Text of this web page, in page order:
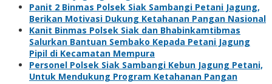
Panit 2 Binmas Polsek Siak Sambangi Petani Jagung,
Berikan Motivasi Dukung Ketahanan Pangan Nasional
Kanit Binmas Polsek Siak dan Bhabinkamtibmas
Salurkan Bantuan Sembako Kepada Petani Jagung
Pipil di Kecamatan Mempura
Personel Polsek Siak Sambangi Kebun Jagung Petani,
Untuk Mendukung Program Ketahanan Pangan